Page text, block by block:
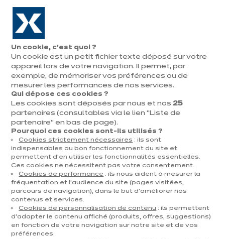
Aller à la navigation
Aller au contenu principal
Ouvrir
le
menu
magasins
Prendre
rendez-vous
Service Client
Vous pouvez communiquer avec nos experts par
téléphone, par courrier électronique, par chat ou vous
pouvez également consulter notreFAQ.
Service client ixina Belgique
Par téléphone
Un cookie, c’est quoi ?
Un cookie est un petit fichier texte déposé sur votre
appareil lors de votre navigation. Il permet, par
exemple, de mémoriser vos préférences ou de
mesurer les performances de nos services.
Qui dépose ces cookies ?
Les cookies sont déposés par nous et nos 25
partenaires (consultables via le lien "Liste de
partenaire" en bas de page).
Pourquoi ces cookies sont-ils utilisés ?
Cookies strictement nécessaires : ils sont
indispensables au bon fonctionnement du site et
permettent d’en utiliser les fonctionnalités essentielles.
Ces cookies ne nécessitent pas votre consentement.
Cookies de performance : ils nous aident à mesurer la
fréquentation et l’audience du site (pages visitées,
parcours de navigation), dans le but d’améliorer nos
contenus et services.
Cookies de personnalisation de contenu : ils permettent
d’adapter le contenu affiché (produits, offres, suggestions)
en fonction de votre navigation sur notre site et de vos
préférences.